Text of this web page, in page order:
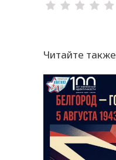
Читайте также